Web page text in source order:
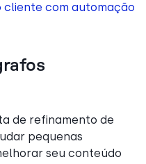
cliente com automação
de refinamento de
pequenas
seu conteúdo